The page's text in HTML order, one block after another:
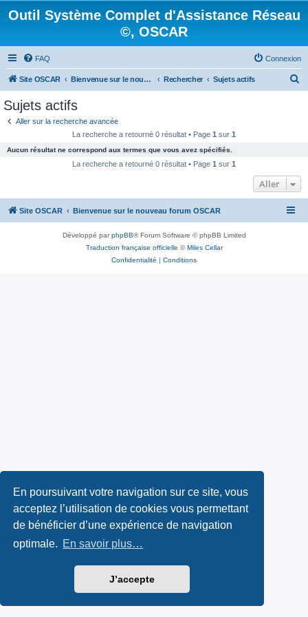
En poursuivant votre navigation sur ce site, vous
acceptez l’utilisation de cookies vous permettant
de bénéficier d’une expérience de navigation
optimale. En savoir plus…
J’accepte
Outil Système Complet d'Assistance Réseau
©, OSCAR
FAQ Connexion
Site OSCAR Bienvenue sur le nouveau forum OSCAR Rechercher Sujets actifs
c
Sujets actifs
Aller sur la recherche avancée
La recherche a retourné 0 résultat • Page 1 sur 1
Aucun résultat ne correspond aux termes que vous avez spécifiés.
La recherche a retourné 0 résultat • Page 1 sur 1
Aller
Site OSCAR Bienvenue sur le nouveau forum OSCAR
Développé parphpBB® Forum Software © phpBB Limited
Traduction française officielle ©Miles Cellar
Confidentialité | Conditions